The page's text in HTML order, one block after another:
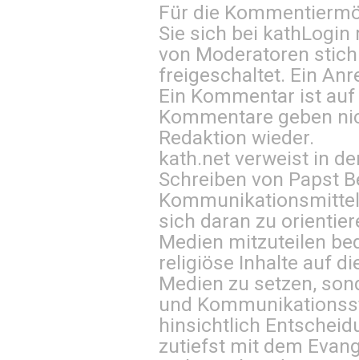
Für die
Sie sich bei kathLogin
von Moderatoren
freigeschaltet. Ein
Ein Kommentar ist
Kommentare geben
Redaktion wieder.
kath.net verweist in
Schreiben von Papst
sich daran zu
Medien mitzuteilen
religiöse Inhalte auf
Medien zu setzen,
und
hinsichtlich
zutiefst mit dem